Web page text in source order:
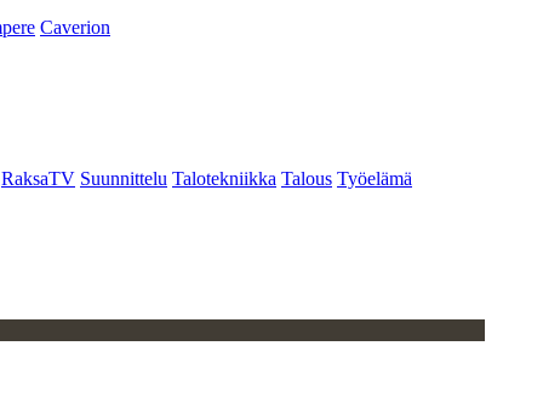
Caverion
RaksaTV Suunnittelu Talotekniikka Talous Työelämä